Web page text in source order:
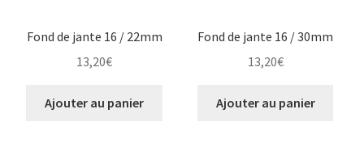
Fond de jante 16 / 22mm
13,20€
Ajouter au panier
Fond de jante 16 / 30mm
13,20€
Ajouter au panier